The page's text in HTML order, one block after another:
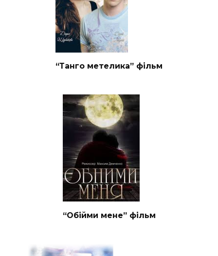
“Танго метелика” фільм
“Обійми мене” фільм